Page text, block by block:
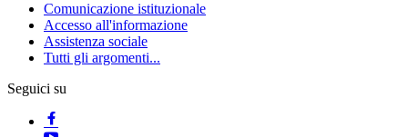
Comunicazione istituzionale
Accesso all'informazione
Assistenza sociale
Tutti gli argomenti...
Seguici su